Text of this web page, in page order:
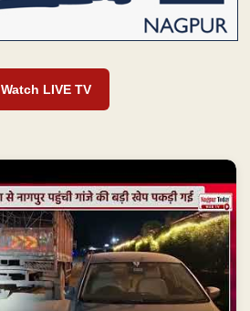
Watch LIVE TV